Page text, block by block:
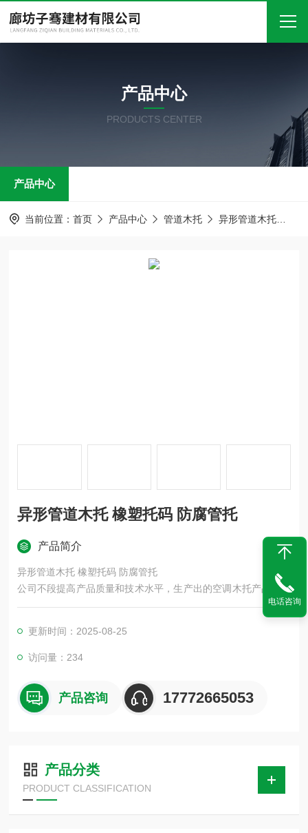
关于我们
产品中心
在线留言
产品中心
PRODUCTS CENTER
产品中心
当前位置： 首页 产品中心 管道木托 异形管道木托
异形管道木托 橡塑托码 防腐管托
产品简介
异形管道木托 橡塑托码 防腐管托
公司不段提高产品质量和技术水平，生产出的空调木托产品具有
防腐保温，环保防震，寿命长的优点，让新老客户使着放心，用
管道、无缝钢管、消防管道、冶金、石油、化工、车辆、船舶、
电力等机械液压系统中的油 气为介质的管道固定安装架接作用。
更新时间：2025-08-25
访问量：234
产品咨询 17772665053
产品分类
PRODUCT CLASSIFICATION
电话咨询